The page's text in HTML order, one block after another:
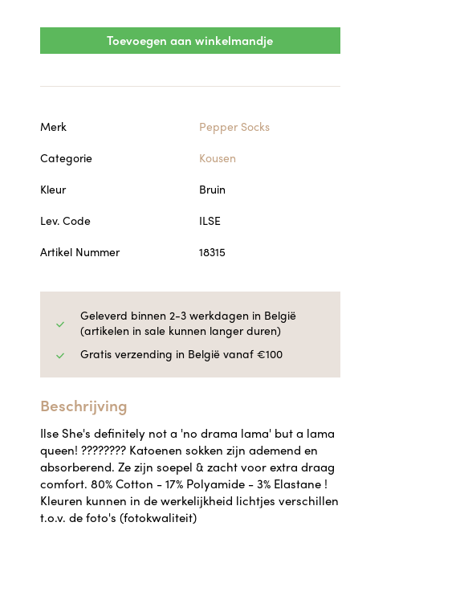
Toevoegen aan winkelmandje
Merk
Pepper Socks
Categorie
Kousen
Kleur
Bruin
Lev. Code
ILSE
Artikel Nummer
18315
Geleverd binnen 2-3 werkdagen in België
(artikelen in sale kunnen langer duren)
Gratis verzending in België vanaf €100
Beschrijving
Ilse She's definitely not a 'no drama lama' but a lama
queen! ???????? Katoenen sokken zijn ademend en
absorberend. Ze zijn soepel & zacht voor extra draag
comfort. 80% Cotton - 17% Polyamide - 3% Elastane !
Kleuren kunnen in de werkelijkheid lichtjes verschillen
t.o.v. de foto's (fotokwaliteit)